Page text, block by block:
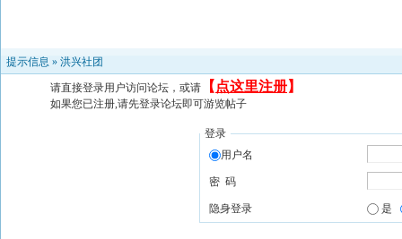
提示信息 » 洪兴社团
请直接登录用户访问论坛，或请 【 点这里注册】
如果您已注册,请先登录论坛即可游览帖子
登录
用户名
密 码
隐身登录 是